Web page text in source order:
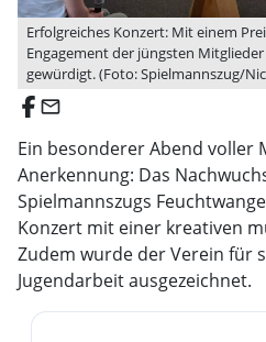
Erfolgreiches Konzert: Mit einem
Engagement der jüngsten
gewürdigt. (Foto: Spielmannszug/
email
Ein besonderer Abend voller
Anerkennung: Das
Spielmannszugs
Konzert mit einer kreativen
Zudem wurde der Verein für
Jugendarbeit ausgezeichnet.